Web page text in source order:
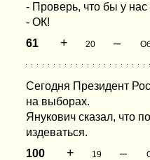
- Проверь, что бы у
- ОК!
61
+ 20 –
Сегодня Президент
на выборах.
Янукович сказал, что
издеваться.
100
+ 19 –